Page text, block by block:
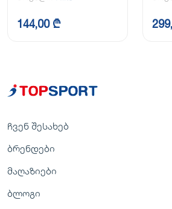
144,00 ₾
ჩვენ შესახებ
ბრენდები
მაღაზიები
ბლოგი